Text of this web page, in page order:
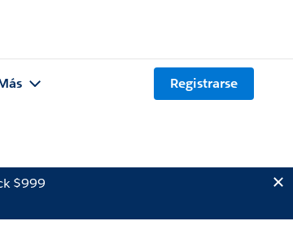
Registrarse
$999